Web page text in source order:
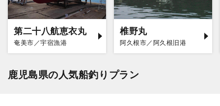
第二十八航恵衣丸
奄美市／宇宿漁港
椎野丸
阿久根市／阿久根旧港
鹿児島県の人気船釣りプラン